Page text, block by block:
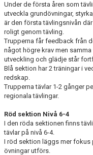
Under de första åren som
utveckla grundövningar,
är den första tävlingsnivån
roligt genom tävling.
Trupperna får feedback från
något högre krav men
utveckling och glädje står
Blå sektion har 2 träningar i
redskap.
Trupperna tävlar 1-2 gånger
regionala tävlingar.
Röd sektion Nivå 6-4
I den röda sektionen finns
tävlar på nivå 6-4.
I röd sektion läggs mer fokus
övningar utförs.